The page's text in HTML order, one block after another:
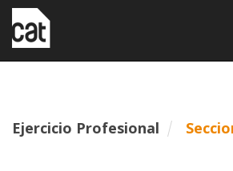
Ejercicio Profesional